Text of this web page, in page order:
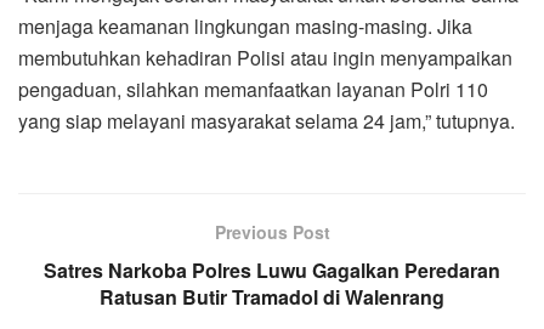
menjaga keamanan lingkungan masing-masing. Jika
membutuhkan kehadiran Polisi atau ingin menyampaikan
pengaduan, silahkan memanfaatkan layanan Polri 110
yang siap melayani masyarakat selama 24 jam,” tutupnya.
Previous Post
Satres Narkoba Polres Luwu Gagalkan Peredaran
Ratusan Butir Tramadol di Walenrang